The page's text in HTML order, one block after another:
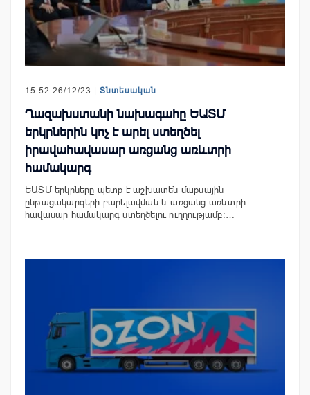
15:52 26/12/23 | Տնտեսական
Ղազախստանի նախագահը ԵԱՏՄ
երկրներին կոչ է արել ստեղծել
իրավահավասար առցանց առևտրի
համակարգ
ԵԱՏՄ երկրները պետք է աշխատեն մաքսային
ընթացակարգերի բարելավման և առցանց առևտրի
հավասար համակարգ ստեղծելու ուղղությամբ։…